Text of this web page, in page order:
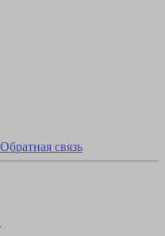
Обратная связь